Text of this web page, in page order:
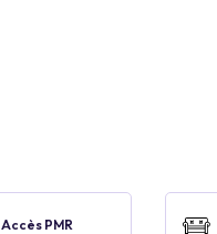
Accès PMR